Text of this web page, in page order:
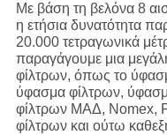
Με βάση τη βελόνα 8
η ετήσια δυνατότητα
20.000 τετραγωνικά
παραγάγουμε μια
φίλτρων, όπως το
ύφασμα φίλτρων,
φίλτρων ΜΑΔ, Nomex,
φίλτρων και ούτω